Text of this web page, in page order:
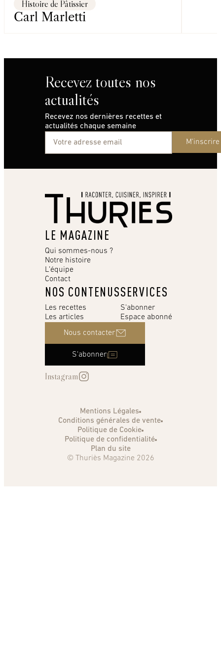
Histoire de Pâtissier
Carl Marletti
Recevez toutes nos
actualités
Recevez nos dernières recettes et
actualités chaque semaine
M'inscrire
LE MAGAZINE
Qui sommes-nous ?
Notre histoire
L’équipe
Contact
NOS CONTENUS
Les recettes
Les articles
SERVICES
S'abonner
Espace abonné
Nous contacter
S'abonner
Instagram
Mentions Légales
Conditions générales de vente
Politique de Cookie
Politique de confidentialité
Plan du site
© Thuriès Magazine 2026